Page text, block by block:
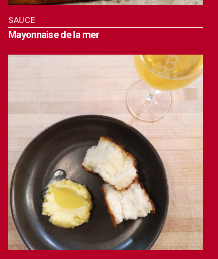
SAUCE
Mayonnaise de la mer